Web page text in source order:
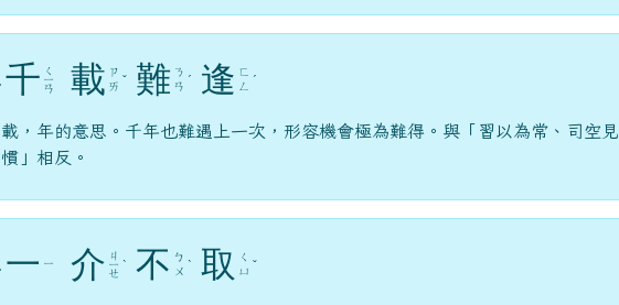
千 ㄑ
ㄧ
ㄢ 載 ㄗ
ㄞ ˇ 難 ㄋ
ㄢ ˊ 逢 ㄈ
ㄥ
ˊ
載，年的意思。千年也難遇上一次，形容機會極為難得。與「習以為常、司空見
慣」相反。
一 ㄧ 介 ㄐ
ㄧ
ㄝ
ˋ 不 ㄅ
ㄨ ˋ 取
ㄑ
ㄩ ˇ